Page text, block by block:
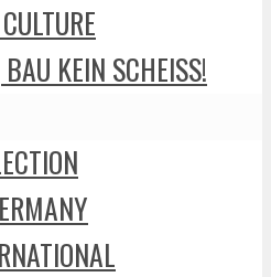
KEIN SCHEISS!